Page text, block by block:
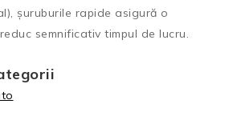
șuruburile rapide asigură o
semnificativ timpul de lucru.